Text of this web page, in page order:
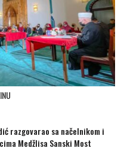
razgovarao sa načelnikom i
Medžlisa Sanski Most